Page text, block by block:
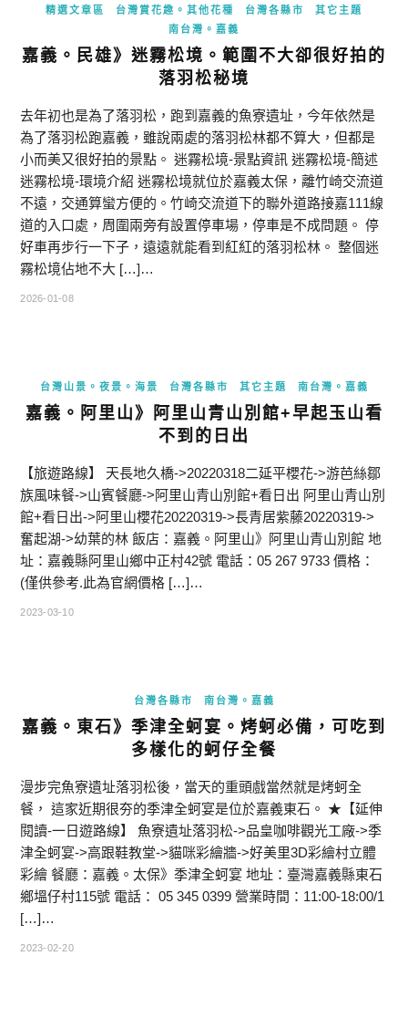
精選文章區 台灣賞花趣。其他花種 台灣各縣市
其它主題
南台灣。嘉義
嘉義。民雄》迷霧松境。範圍不大卻很好拍的
落羽松秘境
去年初也是為了落羽松，跑到嘉義的魚寮遺址，今年依然是
為了落羽松跑嘉義，雖說兩處的落羽松林都不算大，但都是
小而美又很好拍的景點。 迷霧松境-景點資訊 迷霧松境-簡述
迷霧松境-環境介紹 迷霧松境就位於嘉義太保，離竹崎交流道
不遠，交通算蠻方便的。竹崎交流道下的聯外道路接嘉111線
道的入口處，周圍兩旁有設置停車場，停車是不成問題。 停
好車再步行一下子，遠遠就能看到紅紅的落羽松林。 整個迷
霧松境佔地不大 […]…
2026-01-08
台灣山景。夜景。海景 台灣各縣市 其它主題 南台灣。嘉義
嘉義。阿里山》阿里山青山別館+早起玉山看
不到的日出
【旅遊路線】 天長地久橋->20220318二延平櫻花->游芭絲鄒
族風味餐->山賓餐廳->阿里山青山別館+看日出 阿里山青山別
館+看日出->阿里山櫻花20220319->長青居紫藤20220319->
奮起湖->幼葉的林 飯店：嘉義。阿里山》阿里山青山別館 地
址：嘉義縣阿里山鄉中正村42號 電話：05 267 9733 價格：
(僅供參考.此為官網價格 […]…
2023-03-10
台灣各縣市 南台灣。嘉義
嘉義。東石》季津全蚵宴。烤蚵必備，可吃到
多樣化的蚵仔全餐
漫步完魚寮遺址落羽松後，當天的重頭戲當然就是烤蚵全
餐， 這家近期很夯的季津全蚵宴是位於嘉義東石。 ★【延伸
閱讀-一日遊路線】 魚寮遺址落羽松->品皇咖啡觀光工廠->季
津全蚵宴->高跟鞋教堂->貓咪彩繪牆->好美里3D彩繪村立體
彩繪 餐廳：嘉義。太保》季津全蚵宴 地址：臺灣嘉義縣東石
鄉塭仔村115號 電話： 05 345 0399 營業時間：11:00-18:00/1
[…]…
2023-02-20